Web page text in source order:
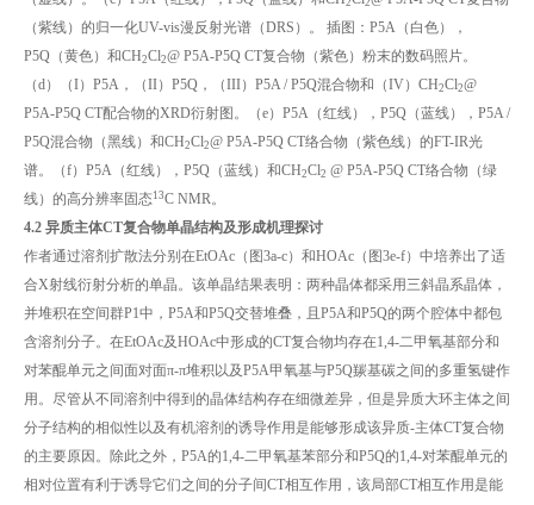
2 2
（紫线）的归一化UV-vis漫反射光谱（DRS）。 插图：P5A（白色），
P5Q（黄色）和CH2Cl2@ P5A-P5Q CT复合物（紫色）粉末的数码照片。
（d）（I）P5A，（II）P5Q，（III）P5A / P5Q混合物和（IV）CH2Cl2@
P5A-P5Q CT配合物的XRD衍射图。（e）P5A（红线），P5Q（蓝线），P5A /
P5Q混合物（黑线）和CH2Cl2@ P5A-P5Q CT络合物（紫色线）的FT-IR光
谱。（f）P5A（红线），P5Q（蓝线）和CH2Cl2 @ P5A-P5Q CT络合物（绿
线）的高分辨率固态13C NMR。
4.2 异质主体CT复合物单晶结构及形成机理探讨
作者通过溶剂扩散法分别在EtOAc（图3a-c）和HOAc（图3e-f）中培养出了适
合X射线衍射分析的单晶。该单晶结果表明：两种晶体都采用三斜晶系晶体，
并堆积在空间群P1中，P5A和P5Q交替堆叠，且P5A和P5Q的两个腔体中都包
含溶剂分子。在EtOAc及HOAc中形成的CT复合物均存在1,4-二甲氧基部分和
对苯醌单元之间面对面π-π堆积以及P5A甲氧基与P5Q羰基碳之间的多重氢键作
用。尽管从不同溶剂中得到的晶体结构存在细微差异，但是异质大环主体之间
分子结构的相似性以及有机溶剂的诱导作用是能够形成该异质-主体CT复合物
的主要原因。除此之外，P5A的1,4-二甲氧基苯部分和P5Q的1,4-对苯醌单元的
相对位置有利于诱导它们之间的分子间CT相互作用，该局部CT相互作用是能